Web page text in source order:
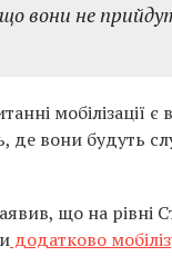
вони не
мобілізації
вони будуть
що на рівні
додатково